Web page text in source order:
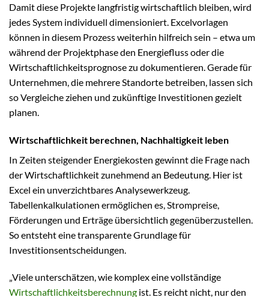
Damit diese Projekte langfristig wirtschaftlich bleiben, wird
jedes System individuell dimensioniert. Excelvorlagen
können in diesem Prozess weiterhin hilfreich sein – etwa um
während der Projektphase den Energiefluss oder die
Wirtschaftlichkeitsprognose zu dokumentieren. Gerade für
Unternehmen, die mehrere Standorte betreiben, lassen sich
so Vergleiche ziehen und zukünftige Investitionen gezielt
planen.
Wirtschaftlichkeit berechnen, Nachhaltigkeit leben
In Zeiten steigender Energiekosten gewinnt die Frage nach
der Wirtschaftlichkeit zunehmend an Bedeutung. Hier ist
Excel ein unverzichtbares Analysewerkzeug.
Tabellenkalkulationen ermöglichen es, Strompreise,
Förderungen und Erträge übersichtlich gegenüberzustellen.
So entsteht eine transparente Grundlage für
Investitionsentscheidungen.
„Viele unterschätzen, wie komplex eine vollständige
Wirtschaftlichkeitsberechnung ist. Es reicht nicht, nur den